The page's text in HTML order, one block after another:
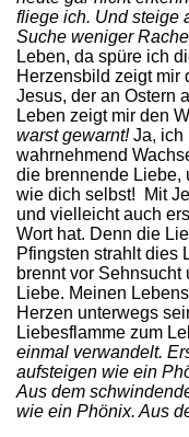
fliege ich. Und steige
Suche weniger
Leben, da spüre ich
Herzensbild zeigt mir
Jesus, der an Ostern
Leben zeigt mir den
warst gewarnt!Ja, ich
wahrnehmend
die brennende Liebe,
wie dich selbst! Mit
und vielleicht auch
Wort hat. Denn die
Pfingsten strahlt dies
brennt vor
Liebe. Meinen
Herzen unterwegs
Liebesflamme zum
einmal verwandelt.
aufsteigen wie ein
Aus dem
wie ein Phönix. Aus